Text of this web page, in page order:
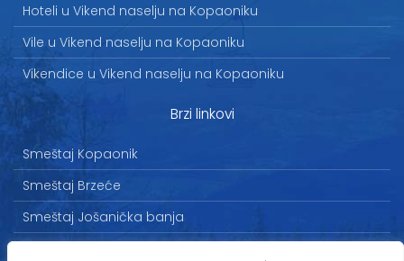
Hoteli u Vikend naselju na Kopaoniku
Vile u Vikend naselju na Kopaoniku
Vikendice u Vikend naselju na Kopaoniku
Brzi linkovi
Smeštaj Kopaonik
Smeštaj Brzeće
Smeštaj Jošanička banja